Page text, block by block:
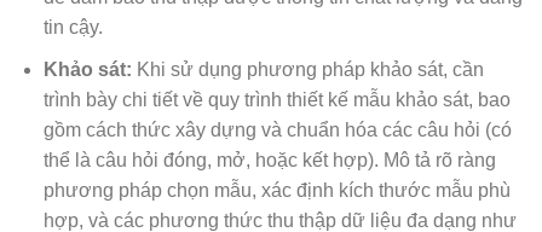
tin cậy.
Khảo sát: Khi sử dụng phương pháp khảo sát, cần
trình bày chi tiết về quy trình thiết kế mẫu khảo sát, bao
gồm cách thức xây dựng và chuẩn hóa các câu hỏi (có
thể là câu hỏi đóng, mở, hoặc kết hợp). Mô tả rõ ràng
phương pháp chọn mẫu, xác định kích thước mẫu phù
hợp, và các phương thức thu thập dữ liệu đa dạng như